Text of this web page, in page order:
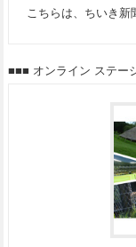
こちらは、ちいき新
■■■ オンライン ステー